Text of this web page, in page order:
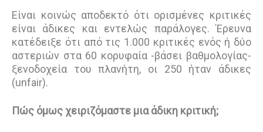
Είναι κοινώς αποδεκτό ότι ορισμένες κριτικές
είναι άδικες και εντελώς παράλογες. Έρευνα
κατέδειξε ότι από τις 1.000 κριτικές ενός ή δύο
αστεριών στα 60 κορυφαία -βάσει βαθμολογίας-
ξενοδοχεία του πλανήτη, οι 250 ήταν άδικες
(unfair).
Πώς όμως χειριζόμαστε μια άδικη κριτική;